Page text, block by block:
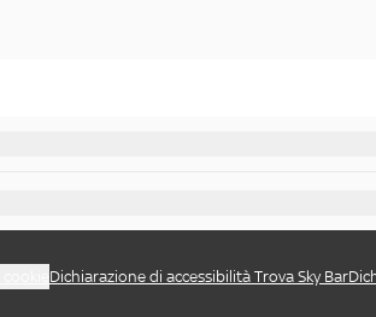
Dichiarazione di accessibilità Trova Sky Bar